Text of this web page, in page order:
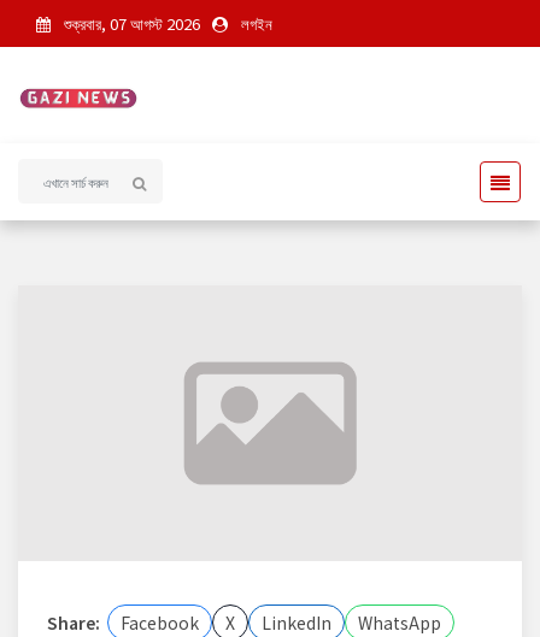
শুক্রবার, 07 আগস্ট 2026 লগইন
Share: Facebook X LinkedIn
WhatsApp